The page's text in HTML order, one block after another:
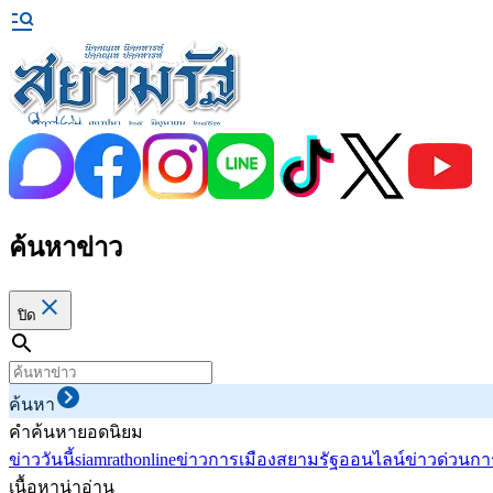
ค้นหาข่าว
ปิด
ค้นหา
คำค้นหายอดนิยม
ข่าววันนี้siamrathonlineข่าวการเมืองสยามรัฐออนไลน์ข่าวด่วนก
เนื้อหาน่าอ่าน